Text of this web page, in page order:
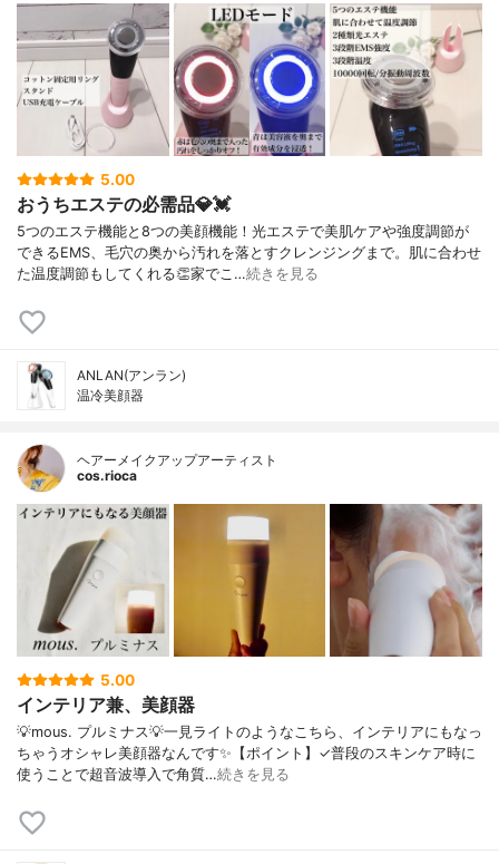
5.00
おうちエステの必需品💎💓
5つのエステ機能と8つの美顔機能！光エステで美肌ケアや強度調節が
できるEMS、毛穴の奥から汚れを落とすクレンジングまで。肌に合わせ
た温度調節もしてくれる👏家でこ…続きを見る
ANLAN(アンラン)
温冷美顔器
ヘアーメイクアップアーティスト
cos.rioca
5.00
インテリア兼、美顔器
💡mous. プルミナス💡一見ライトのようなこちら、インテリアにもなっ
ちゃうオシャレ美顔器なんです✨【ポイント】✓普段のスキンケア時に
使うことで超音波導入で角質…続きを見る